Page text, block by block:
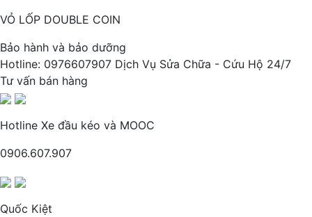
VỎ LỐP DOUBLE COIN
Bảo hành và bảo dưỡng
Hotline: 0976607907 Dịch Vụ Sửa Chữa - Cứu Hộ 24/7
Tư vấn bán hàng
Hotline Xe đầu kéo và MOOC
0906.607.907
Quốc Kiệt